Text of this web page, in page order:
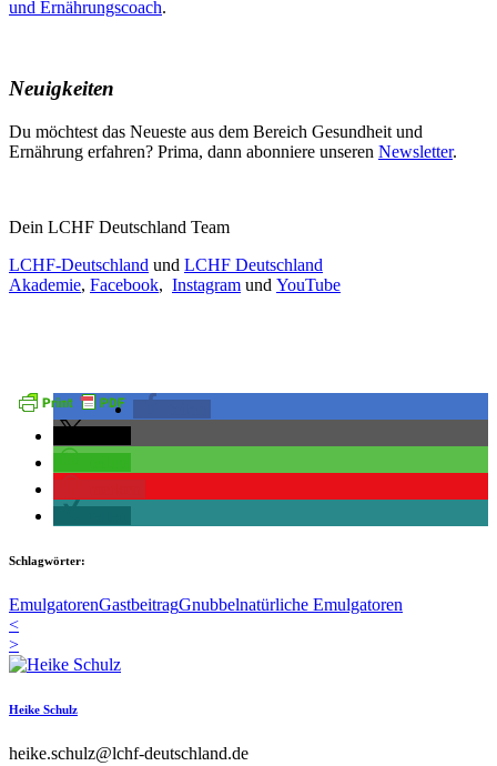
und Ernährungscoach.
Neuigkeiten
Du möchtest das Neueste aus dem Bereich Gesundheit und
Ernährung erfahren? Prima, dann abonniere unseren Newsletter.
Dein LCHF Deutschland Team
LCHF-Deutschland und LCHF Deutschland
Akademie, Facebook, Instagram und YouTube
Schlagwörter:
EmulgatorenGastbeitragGnubbelnatürliche Emulgatoren
<
>
Heike Schulz
heike.schulz@lchf-deutschland.de